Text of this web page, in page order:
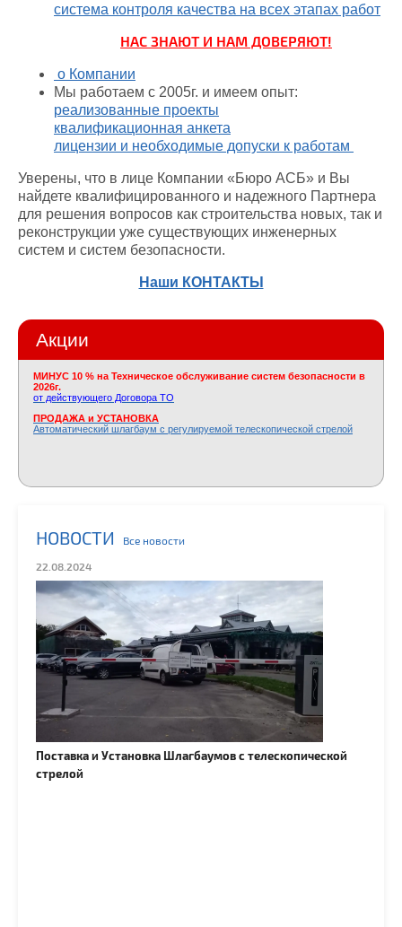
Акции
МИНУС 10 % на Техническое обслуживание систем безопасности в
2026г.
от действующего Договора ТО
ПРОДАЖА и УСТАНОВКА
Автоматический шлагбаум с регулируемой телескопической стрелой
НОВОСТИ Все новости
Шлагбаумов с телескопической
система контроля качества на всех этапах работ
НАС ЗНАЮТ И НАМ ДОВЕРЯЮТ!
о Компании
Мы работаем с 2005г. и имеем опыт:
реализованные проекты
квалификационная анкета
лицензии и необходимые допуски к работам
Уверены, что в лице Компании «Бюро АСБ» и Вы
найдете квалифицированного и надежного Партнера
для решения вопросов как строительства новых, так и
реконструкции уже существующих инженерных
систем и систем безопасности.
Наши КОНТАКТЫ